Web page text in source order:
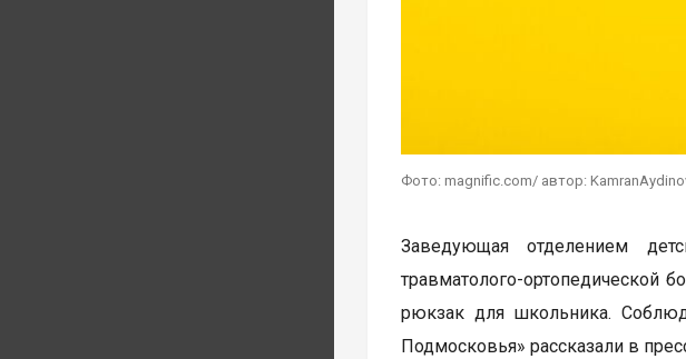
Фото: magnific.com/ автор:
Заведующая отделением
травматолого-ортопедической
рюкзак для школьника.
Подмосковья» рассказали в